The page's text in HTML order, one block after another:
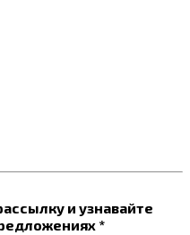
и узнавайте
*